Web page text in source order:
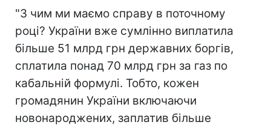
"З чим ми маємо справу в поточному
році? України вже сумлінно виплатила
більше 51 млрд грн державних боргів,
сплатила понад 70 млрд грн за газ по
кабальній формулі. Тобто, кожен
громадянин України включаючи
новонароджених, заплатив більше